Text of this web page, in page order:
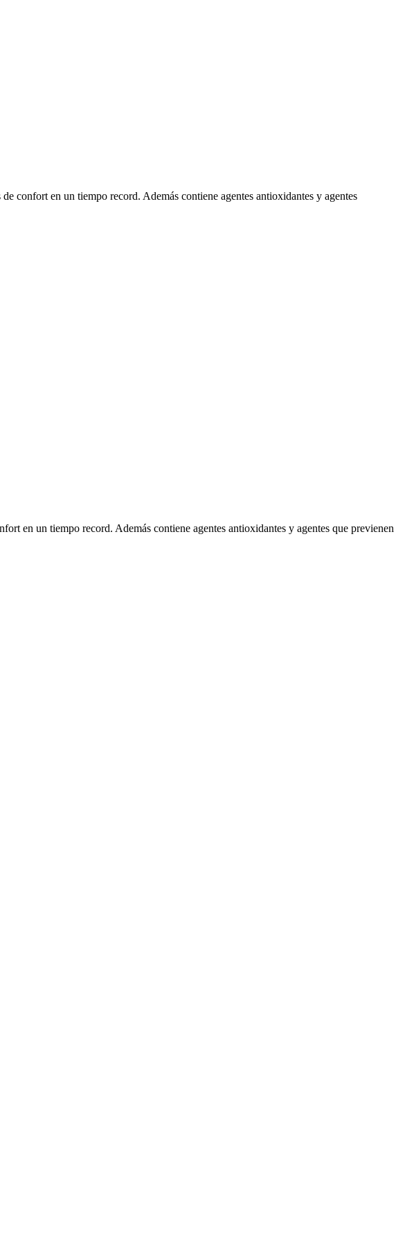
confort en un tiempo record. Además contiene agentes antioxidantes y agentes
en un tiempo record. Además contiene agentes antioxidantes y agentes que previenen